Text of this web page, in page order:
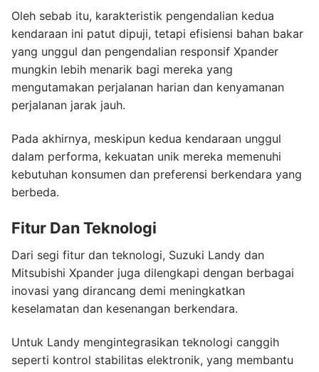
Oleh sebab itu, karakteristik pengendalian kedua
kendaraan ini patut dipuji, tetapi efisiensi bahan bakar
yang unggul dan pengendalian responsif Xpander
mungkin lebih menarik bagi mereka yang
mengutamakan perjalanan harian dan kenyamanan
perjalanan jarak jauh.
Pada akhirnya, meskipun kedua kendaraan unggul
dalam performa, kekuatan unik mereka memenuhi
kebutuhan konsumen dan preferensi berkendara yang
berbeda.
Fitur Dan Teknologi
Dari segi fitur dan teknologi, Suzuki Landy dan
Mitsubishi Xpander juga dilengkapi dengan berbagai
inovasi yang dirancang demi meningkatkan
keselamatan dan kesenangan berkendara.
Untuk Landy mengintegrasikan teknologi canggih
seperti kontrol stabilitas elektronik, yang membantu